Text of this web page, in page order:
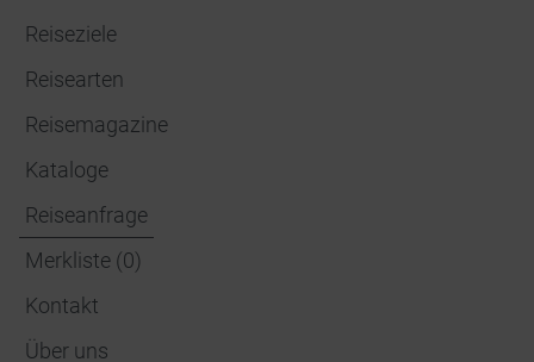
Reiseziele
Reisearten
Reisemagazine
Kataloge
Reiseanfrage
Merkliste (0)
Kontakt
Über uns